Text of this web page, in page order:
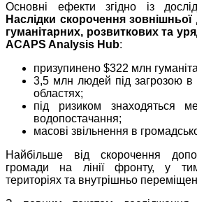
Основні ефекти згідно із
Наслідки скорочення
гуманітарних, розвиткових та
ACAPS Analysis Hub:
призупинено $322 млн
3,5 млн людей під загрозою в
областях;
під ризиком знаходяться
водопостачання;
масові звільнення в
Найбільше від скорочення
громади на лінії фронту, у
територіях та внутрішньо